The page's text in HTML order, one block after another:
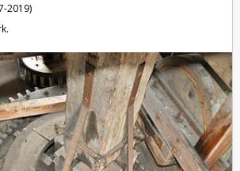
2019)